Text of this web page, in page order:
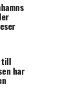
till
har